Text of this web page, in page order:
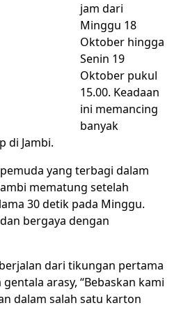
jam dari
Minggu 18
Oktober hingga
Senin 19
Oktober pukul
15.00. Keadaan
ini memancing
banyak
di Jambi.
yang terbagi dalam
mematung setelah
30 detik pada Minggu.
bergaya dengan
dari tikungan pertama
arasy, “Bebaskan kami
dalam salah satu karton